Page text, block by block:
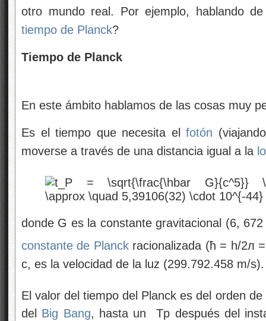
otro mundo real. Por ejemplo, hablando
tiempo de Planck?
Tiempo de Planck
En este ámbito hablamos de las cosas muy
Es el tiempo que necesita elfotón
moverse a través de una distancia igual a la
donde G es la constante gravitacional (6,
constante de Planckracionalizada (ħ = h/2л
c, es la velocidad de la luz (299.792.458 m/s).
El valor del tiempo del Planck es del orden de
del Big Bang, hasta un Tp después del